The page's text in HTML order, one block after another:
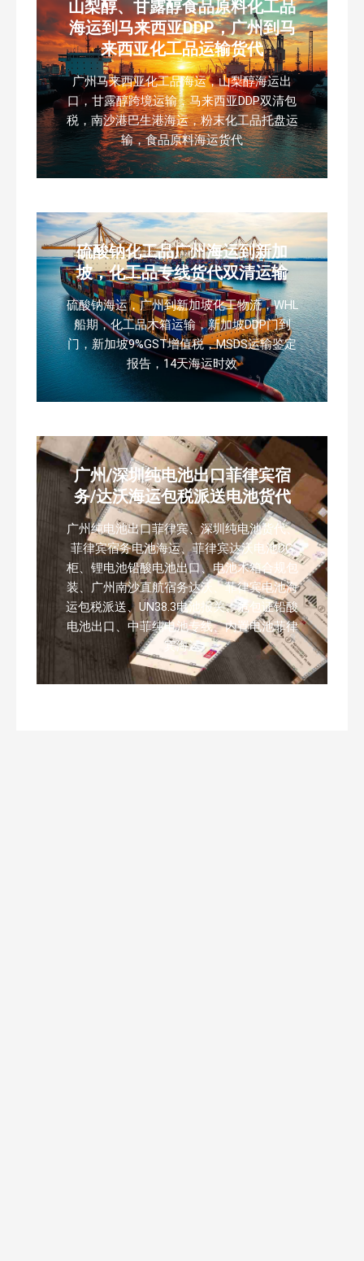
山梨醇、甘露醇食品原料化工品
海运到马来西亚DDP，广州到马
来西亚化工品运输货代
广州马来西亚化工品海运，山梨醇海运出
口，甘露醇跨境运输，马来西亚DDP双清包
税，南沙港巴生港海运，粉末化工品托盘运
输，食品原料海运货代
硫酸钠化工品广州海运到新加
坡，化工品专线货代双清运输
硫酸钠海运，广州到新加坡化工物流，WHL
船期，化工品木箱运输，新加坡DDP门到
门，新加坡9%GST增值税，MSDS运输鉴定
报告，14天海运时效
广州/深圳纯电池出口菲律宾宿
务/达沃海运包税派送电池货代
广州纯电池出口菲律宾、深圳纯电池货代、
菲律宾宿务电池海运、菲律宾达沃电池DG
柜、锂电池铅酸电池出口、电池木箱合规包
装、广州南沙直航宿务达沃、菲律宾电池海
运包税派送、UN38.3电池报关、危包证铅酸
电池出口、中菲纯电池专线、内置电池菲律
宾海运